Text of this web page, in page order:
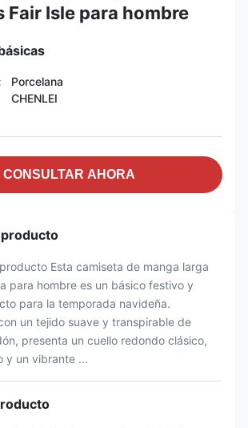
Fair Isle para hombre
Porcelana
CHENLEI
CONSULTAR AHORA
Esta camiseta de manga larga
para hombre es un básico festivo y
para la temporada navideña.
un tejido suave y transpirable de
presenta un cuello redondo clásico,
y un vibrante ...